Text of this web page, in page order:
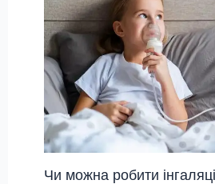
Чи можна робити